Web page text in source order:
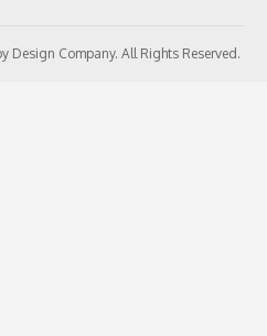
Design Company. All Rights Reserved.